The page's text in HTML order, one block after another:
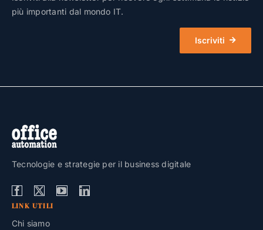
più importanti dal mondo IT.
Iscriviti
Tecnologie e strategie per il business digitale
LINK UTILI
Chi siamo